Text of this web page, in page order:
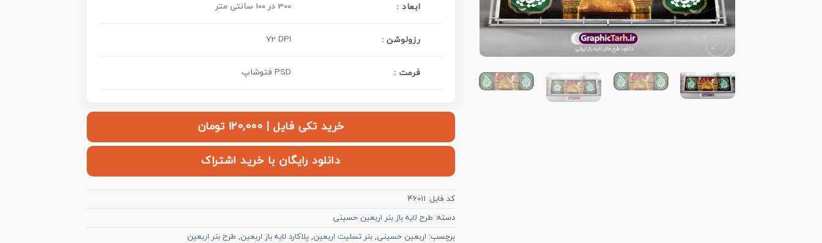
ابعاد : 300 در 100 سانتی متر
رزولوشن : 72 DPI
فرمت : PSD فتوشاپ
خرید تکی فایل | ۱۲۰,۰۰۰ تومان
دانلود رایگان با خرید اشتراک
کد فایل: 46011
دسته: طرح لایه باز بنر اربعین حسینی
برچسب: اربعین حسینی,بنر تسلیت اربعین,پلاکارد لایه باز اربعین, طرح بنر اربعین